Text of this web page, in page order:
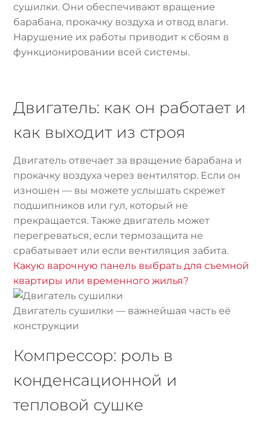
сушилки. Они обеспечивают вращение
барабана, прокачку воздуха и отвод влаги.
Нарушение их работы приводит к сбоям в
функционировании всей системы.
Двигатель: как он работает и
как выходит из строя
Двигатель отвечает за вращение барабана и
прокачку воздуха через вентилятор. Если он
изношен — вы можете услышать скрежет
подшипников или гул, который не
прекращается. Также двигатель может
перегреваться, если термозащита не
срабатывает или если вентиляция забита.
Какую варочную панель выбрать для съемной
квартиры или временного жилья?
Двигатель сушилки — важнейшая часть её
конструкции
Компрессор: роль в
конденсационной и
тепловой сушке